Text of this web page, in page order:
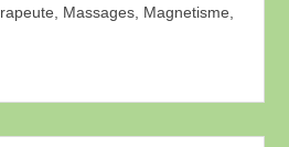
Massages, Magnetisme,